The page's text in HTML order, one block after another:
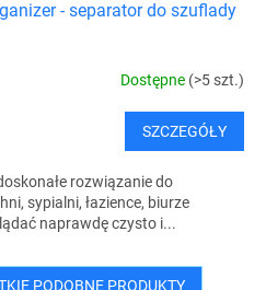
- separator do szuflady
Dostępne (>5 szt.)
SZCZEGÓŁY
rozwiązanie do
sypialni, łazience, biurze
naprawdę czysto i...
PODOBNE PRODUKTY